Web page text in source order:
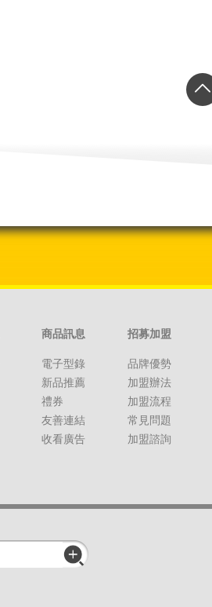
商品訊息
電子型錄
新品推薦
禮券
友善連結
收看廣告
招募加盟
品牌優勢
加盟辦法
加盟流程
常見問題
加盟諮詢